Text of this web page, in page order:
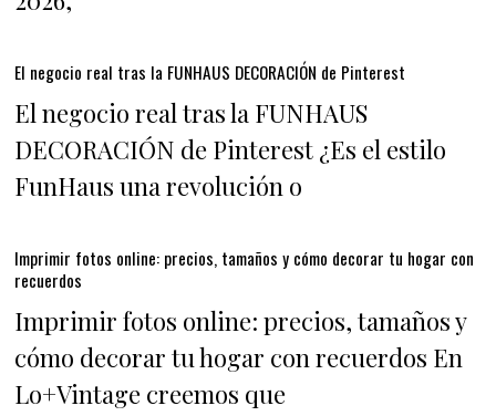
El negocio real tras la FUNHAUS DECORACIÓN de Pinterest
El negocio real tras la FUNHAUS
DECORACIÓN de Pinterest ¿Es el estilo
FunHaus una revolución o
Imprimir fotos online: precios, tamaños y cómo decorar tu hogar con
recuerdos
Imprimir fotos online: precios, tamaños y
cómo decorar tu hogar con recuerdos En
Lo+Vintage creemos que